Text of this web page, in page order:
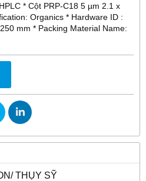
* Cột PRP-C18 5 µm 2.1 x
Organics * Hardware ID :
mm * Packing Material Name:
THỤY SỸ